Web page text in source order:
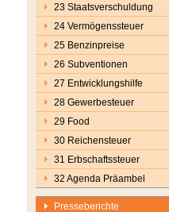
23 Staatsverschuldung
24 Vermögenssteuer
25 Benzinpreise
26 Subventionen
27 Entwicklungshilfe
28 Gewerbesteuer
29 Food
30 Reichensteuer
31 Erbschaftssteuer
32 Agenda Präambel
Presseberichte